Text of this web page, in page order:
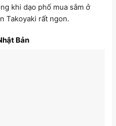
khi dạo phố mua sắm ở
Takoyaki rất ngon.
Bản